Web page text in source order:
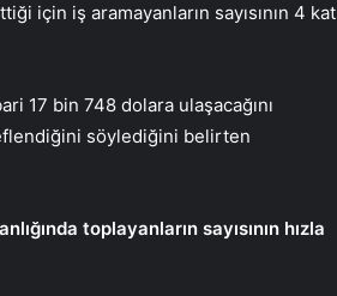
için iş aramayanların sayısının 4 kat
17 bin 748 dolara ulaşacağını
söylediğini belirten
toplayanların sayısının hızla